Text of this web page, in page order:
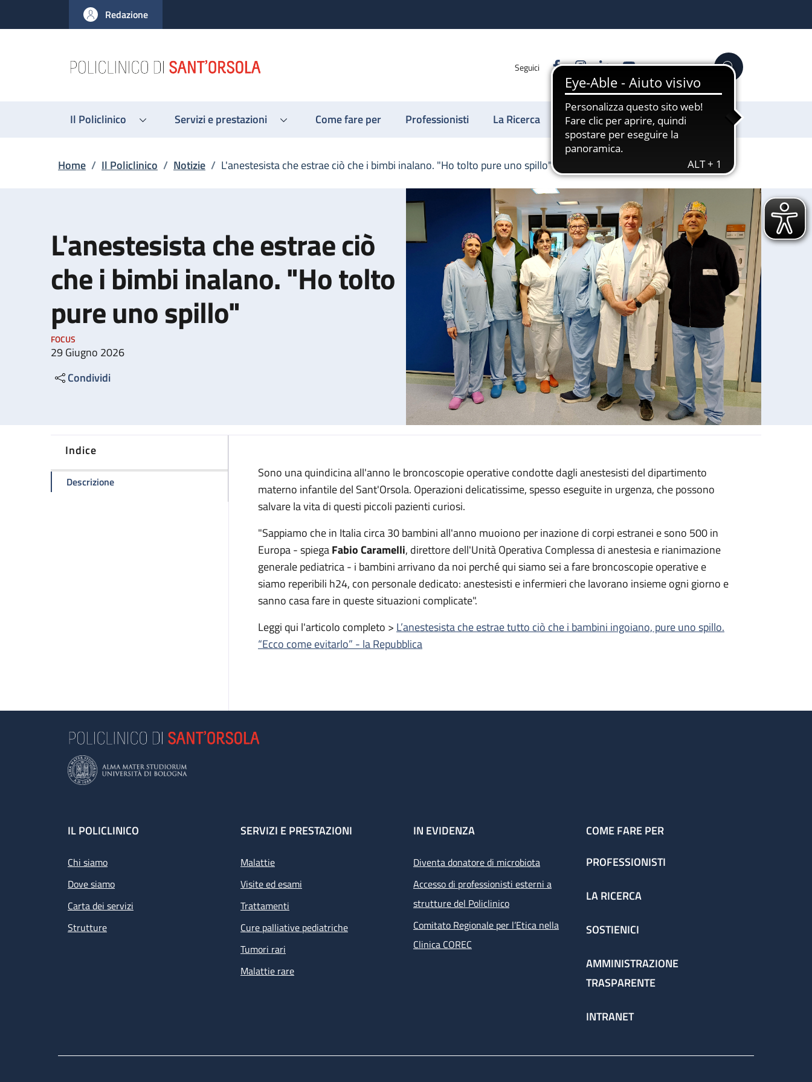
al contenuto principale
to footer content
Redazione
Seguici FacebookInstagram
LinkedinYouTube Cerca
Il Policlinico Servizi e prestazioni Come fare per Professionisti La Ricerca Sostienici
Briciole di pane
Home / Il Policlinico / Notizie / L'anestesista che estrae ciò che i bimbi inalano. "Ho tolto pure uno spillo"
L'anestesista che estrae ciò
che i bimbi inalano. "Ho tolto
pure uno spillo"
FOCUS
29 Giugno 2026
Condividi
Indice
Descrizionedella pagina L'anestesista che estrae ciò che i bimbi inalano. "Ho tolto pure uno spillo"
Sono una quindicina all'anno le broncoscopie operative condotte dagli anestesisti del dipartimento
materno infantile del Sant'Orsola. Operazioni delicatissime, spesso eseguite in urgenza, che possono
salvare la vita di questi piccoli pazienti curiosi.
"Sappiamo che in Italia circa 30 bambini all'anno muoiono per inazione di corpi estranei e sono 500 in
Europa - spiegaFabio Caramelli, direttore dell'Unità Operativa Complessa di anestesia e rianimazione
generale pediatrica - i bambini arrivano da noi perché qui siamo sei a fare broncoscopie operative e
siamo reperibili h24, con personale dedicato: anestesisti e infermieri che lavorano insieme ogni giorno e
sanno casa fare in queste situazioni complicate".
Leggi qui l'articolo completo > L’anestesista che estrae tutto ciò che i bambini ingoiano, pure uno spillo.
“Ecco come evitarlo” - la Repubblica
Footer
IL POLICLINICO
Chi siamo
Dove siamo
Carta dei servizi
Strutture
SERVIZI E PRESTAZIONI
Malattie
Visite ed esami
Trattamenti
Cure palliative pediatriche
Tumori rari
Malattie rare
IN EVIDENZA
Diventa donatore di microbiota
Accesso di professionisti esterni a
strutture del Policlinico
Comitato Regionale per l’Etica nella
Clinica COREC
COME FARE PER
PROFESSIONISTI
LA RICERCA
SOSTIENICI
AMMINISTRAZIONE
TRASPARENTE
INTRANET